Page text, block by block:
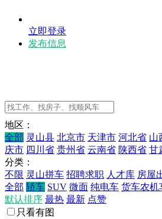
立即登录
发布信息
地区：
全部 灵山县 北京市 天津市 河北省 山
庆市 四川省 贵州省 云南省 陕西省 甘
分类：
不限 灵山拼车 招聘求职 人才库 房屋
全部 轿车 SUV 微面 纯电车 货车农机
默认排序 最热 最新 点赞
只看有图